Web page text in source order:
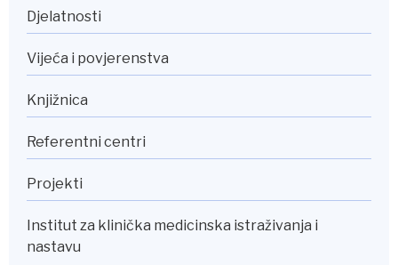
Djelatnosti
Vijeća i povjerenstva
Knjižnica
Referentni centri
Projekti
Institut za klinička medicinska istraživanja i
nastavu